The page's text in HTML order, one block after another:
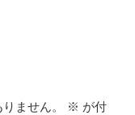
ません。 ※ が付